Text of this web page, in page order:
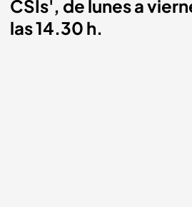
CSIs', de lunes a
las 14.30 h.